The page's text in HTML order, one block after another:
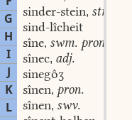
G
H
I
J
K
L
sinder-stein, stm.
sind-lîcheit
sîne, swm. pron. poss.
sînec, adj.
sinegôʒ
sînen, pron.
sînen, swv.